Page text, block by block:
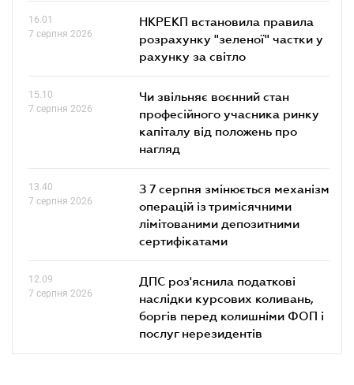
16.01
7 серпня 2026
НКРЕКП встановила правила
розрахунку "зеленої" частки у
рахунку за світло
15.10
7 серпня 2026
Чи звільняє воєнний стан
професійного учасника ринку
капіталу від положень про
нагляд
13.40
7 серпня 2026
З 7 серпня змінюється механізм
операцій із тримісячними
лімітованими депозитними
сертифікатами
12.09
7 серпня 2026
ДПС роз'яснила податкові
наслідки курсових коливань,
боргів перед колишніми ФОП і
послуг нерезидентів